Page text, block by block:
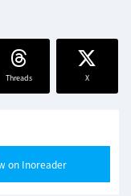
Threads X
on Inoreader